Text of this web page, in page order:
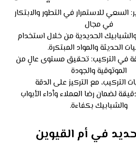
السعي للاستمرار في التطور والابتكار
في مجال
الحديدية من خلال استخدام
الحديثة والمواد المبتكرة.
في التركيب: تحقيق مستوى عالٍ من
الموثوقية والجودة
التركيب، مع التركيز على الدقة
لضمان رضا العملاء وأداء الأبواب
والشبابيك بكفاءة.
في أم القيوين